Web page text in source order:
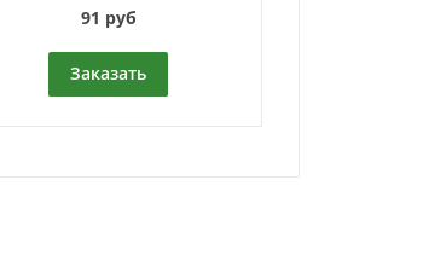
91 руб
Заказать